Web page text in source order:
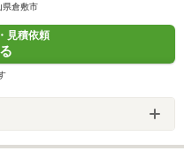
県倉敷市
見積依頼